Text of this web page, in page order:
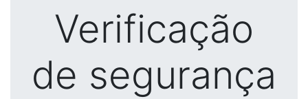
Verificação
de segurança